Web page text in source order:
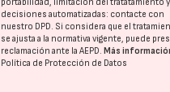
decisiones automatizadas: contacte con
nuestro DPD. Si considera que el
se ajusta a la normativa vigente, puede
reclamación ante laAEPD.Más
Política de Protección de Datos